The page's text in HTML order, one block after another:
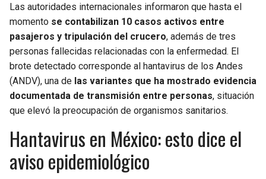
Las autoridades internacionales informaron que hasta el
momento se contabilizan 10 casos activos entre
pasajeros y tripulación del crucero, además de tres
personas fallecidas relacionadas con la enfermedad. El
brote detectado corresponde al hantavirus de los Andes
(ANDV), una de las variantes que ha mostrado evidencia
documentada de transmisión entre personas, situación
que elevó la preocupación de organismos sanitarios.
Hantavirus en México: esto dice el
aviso epidemiológico